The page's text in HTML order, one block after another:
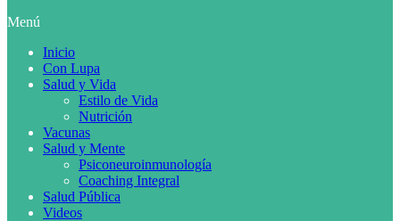
Menú
Inicio
Con Lupa
Salud y Vida
Estilo de Vida
Nutrición
Vacunas
Salud y Mente
Psiconeuroinmunología
Coaching Integral
Salud Pública
Videos